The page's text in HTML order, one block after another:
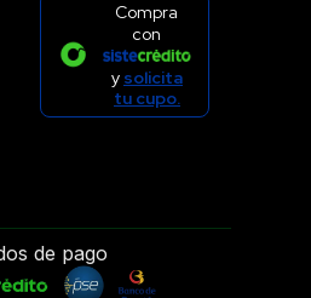
Compra
con
y solicita
tu cupo.